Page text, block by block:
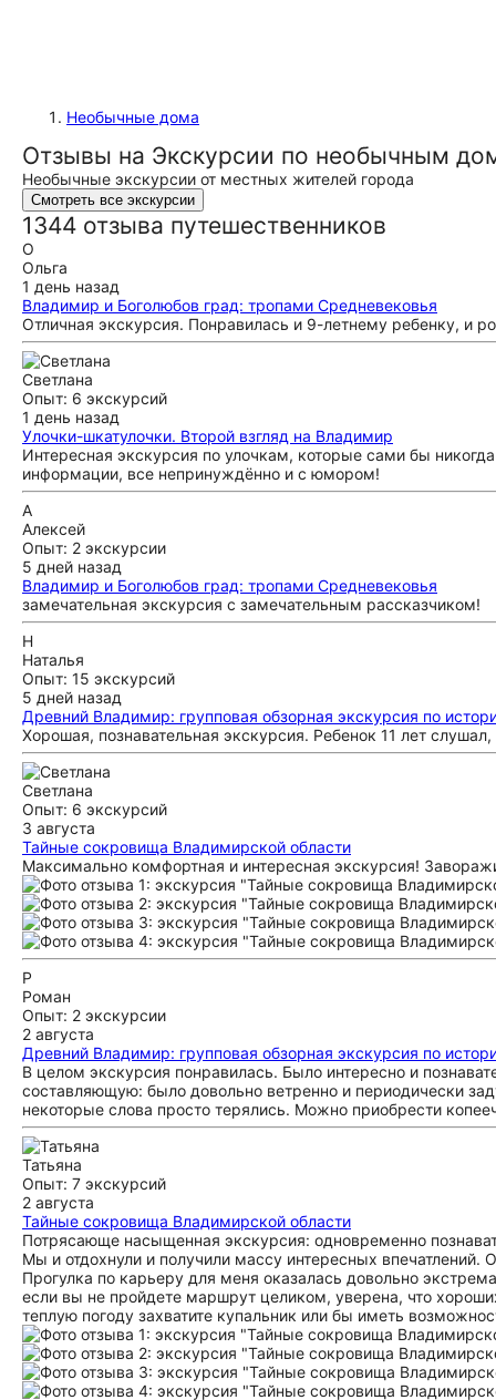
Необычные дома
Отзывы на Экскурсии по необычным
Необычные экскурсии от местных жителей города
Смотреть все экскурсии
1344 отзыва путешественников
О
Ольга
1 день назад
Владимир и Боголюбов град: тропами Средневековья
Отличная экскурсия. Понравилась и 9-летнему ребенку, и
Светлана
Опыт: 6 экскурсий
1 день назад
Улочки-шкатулочки. Второй взгляд на Владимир
Интересная экскурсия по улочкам, которые сами бы
информации, все непринуждённо и с юмором!
А
Алексей
Опыт: 2 экскурсии
5 дней назад
Владимир и Боголюбов град: тропами Средневековья
замечательная экскурсия с замечательным рассказчиком!
Н
Наталья
Опыт: 15 экскурсий
5 дней назад
Древний Владимир: групповая обзорная экскурсия по
Хорошая, познавательная экскурсия. Ребенок 11 лет
Светлана
Опыт: 6 экскурсий
3 августа
Тайные сокровища Владимирской области
Максимально комфортная и интересная экскурсия!
Р
Роман
Опыт: 2 экскурсии
2 августа
Древний Владимир: групповая обзорная экскурсия по
В целом экскурсия понравилась. Было интересно и
составляющую: было довольно ветренно и периодически
некоторые слова просто терялись. Можно приобрести
Татьяна
Опыт: 7 экскурсий
2 августа
Тайные сокровища Владимирской области
Потрясающе насыщенная экскурсия: одновременно
Мы и отдохнули и получили массу интересных
Прогулка по карьеру для меня оказалась довольно
если вы не пройдете маршрут целиком, уверена, что
теплую погоду захватите купальник или бы иметь